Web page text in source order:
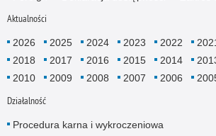
Aktualności
2026 2025 2024 2023 2022
2018
2017 2016 2015 2014
2010
2009 2008 2007 2006
Działalność
Procedura karna i wykroczeniowa